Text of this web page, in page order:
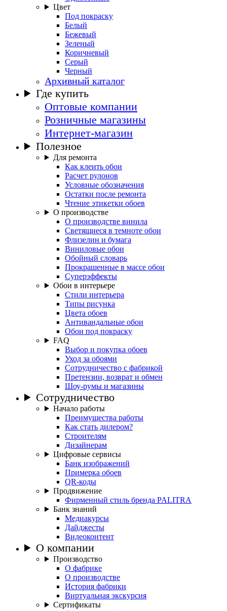
Цвет
Под покраску
Белый
Бежевый
Зеленый
Коричневый
Серый
Черный
Архивный каталог
Где купить
Оптовые компании
Розничные магазины
Интернет-магазин
Полезное
Для ремонта
Как клеить обои
Расчет рулонов
Условные обозначения
Остатки после ремонта
Чтение этикетки обоев
О производстве
О производстве винила
Светящиеся в темноте обои
Флизелин и бумага
Виниловые обои
Обойный словарь
Прокрашенные в массе обои
Суперэффекты
Обои в интерьере
Стили интерьера
Типы рисунка
Цвета обоев
Антивандальные обои
Обои под покраску
FAQ
Выбор и покупка обоев
Уход за обоями
Сотрудничество с фабрикой
Претензии, возврат и обмен
Шоу-румы и магазины
Сотрудничество
Начало работы
Преимущества работы
Как стать дилером?
Строителям
Дизайнерам
Цифровые сервисы
Банк изображений
Примерка обоев
QR-коды
Продвижение
Фирменный стиль бренда PALITRA
Банк знаний
Медиакурсы
Дайджесты
Видеоконтент
О компании
Производство
О фабрике
О производстве
История фабрики
Виртуальная экскурсия
Сертификаты